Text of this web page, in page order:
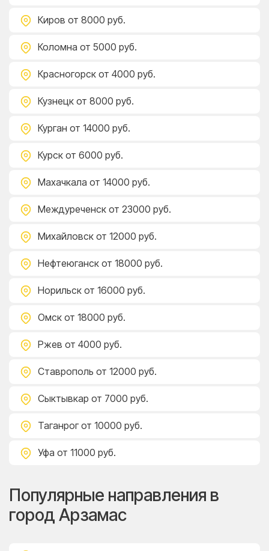
Киров от 8000 руб.
Коломна от 5000 руб.
Красногорск от 4000 руб.
Кузнецк от 8000 руб.
Курган от 14000 руб.
Курск от 6000 руб.
Махачкала от 14000 руб.
Междуреченск от 23000 руб.
Михайловск от 12000 руб.
Нефтеюганск от 18000 руб.
Норильск от 16000 руб.
Омск от 18000 руб.
Ржев от 4000 руб.
Ставрополь от 12000 руб.
Сыктывкар от 7000 руб.
Таганрог от 10000 руб.
Уфа от 11000 руб.
Популярные направления в
город Арзамас